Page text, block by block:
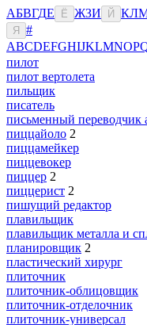
АБВГДЕ Ё ЖЗИ Й КЛ
Я
#
ABCDEFGHIJKLMNOP
пилот
пилот вертолета
пильщик
писатель
письменный переводчик
пиццайоло 2
пиццамейкер
пиццевокер
пиццер 2
пиццерист 2
пишущий редактор
плавильщик
плавильщик металла и
планировщик 2
пластический хирург
плиточник
плиточник-облицовщик
плиточник-отделочник
плиточник-универсал